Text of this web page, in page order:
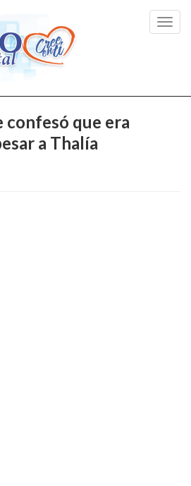
que era
a Thalía